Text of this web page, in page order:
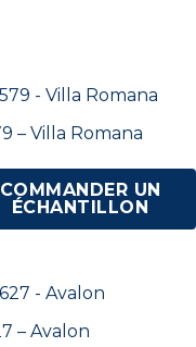
– Villa Romana
COMMANDER UN
ÉCHANTILLON
– Avalon